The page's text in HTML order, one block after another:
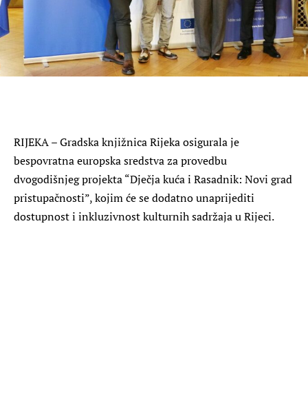
RIJEKA – Gradska knjižnica Rijeka osigurala je
bespovratna europska sredstva za provedbu
dvogodišnjeg projekta “Dječja kuća i Rasadnik: Novi grad
pristupačnosti”, kojim će se dodatno unaprijediti
dostupnost i inkluzivnost kulturnih sadržaja u Rijeci.